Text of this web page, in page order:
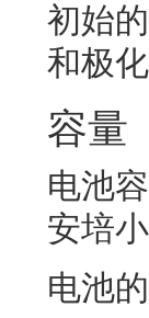
初始
和极
容量
电池
安培
电池